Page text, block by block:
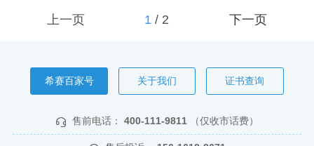
上一页 1/ 2 下一页
希赛百家号 关于我们 证书查询
售前电话： 400-111-9811 （仅收市话费）